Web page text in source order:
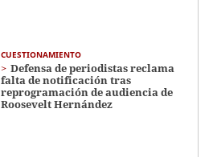
CUESTIONAMIENTO
Defensa de periodistas reclama
falta de notificación tras
reprogramación de audiencia de
Roosevelt Hernández